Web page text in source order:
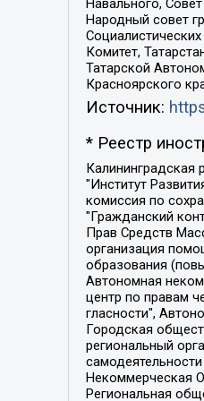
Навального,
Народный совет
Комитет,
Татарской
Красноярского
Источник:
* Реестр
Калининградская региональная общественная организация "Экозащита!-Женсовет", Фонд содействия защите прав и свобод граждан "Общественный вердикт", Фонд "Институт Развития Свободы Информации", Частное учреждение "Информационное агентство МЕМО. РУ", Региональная общественная организация "Общественная комиссия по сохранению наследия академика Сахарова", Фонд поддержки свободы прессы, Санкт-Петербургская общественная правозащитная организация "Гражданский контроль", Межрегиональная общественная организация "Информационно-просветительский центр "Мемориал", Региональный Фонд "Центр Защиты Прав Средств Массовой Информации", с 05.12.2023 Фонд "Центр Защиты Прав Средств массовой информации", Региональная общественная благотворительная организация помощи беженцам и мигрантам "Гражданское содействие", Негосударственное образовательное учреждение дополнительного профессионального образования (повышение квалификации) специалистов "АКАДЕМИЯ ПО ПРАВАМ ЧЕЛОВЕКА", Свердловская региональная общественная организация "Сутяжник", Автономная некоммерческая организация